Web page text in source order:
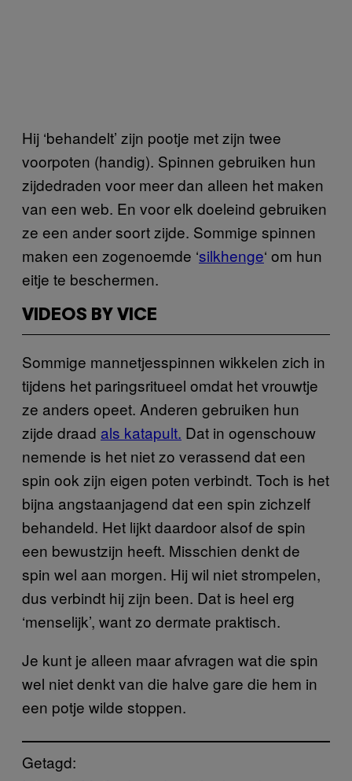
Hij ‘behandelt’ zijn pootje met zijn twee
voorpoten (handig). Spinnen gebruiken hun
zijdedraden voor meer dan alleen het maken
van een web. En voor elk doeleind gebruiken
ze een ander soort zijde. Sommige spinnen
maken een zogenoemde ‘silkhenge‘ om hun
eitje te beschermen.
VIDEOS BY VICE
Sommige mannetjesspinnen wikkelen zich in
tijdens het paringsritueel omdat het vrouwtje
ze anders opeet. Anderen gebruiken hun
zijde draad als katapult. Dat in ogenschouw
nemende is het niet zo verassend dat een
spin ook zijn eigen poten verbindt. Toch is het
bijna angstaanjagend dat een spin zichzelf
behandeld. Het lijkt daardoor alsof de spin
een bewustzijn heeft. Misschien denkt de
spin wel aan morgen. Hij wil niet strompelen,
dus verbindt hij zijn been. Dat is heel erg
‘menselijk’, want zo dermate praktisch.
Je kunt je alleen maar afvragen wat die spin
wel niet denkt van die halve gare die hem in
een potje wilde stoppen.
Getagd: